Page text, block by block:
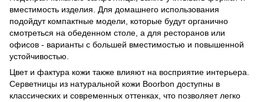
вместимость изделия. Для домашнего использования
подойдут компактные модели, которые будут органично
смотреться на обеденном столе, а для ресторанов или
офисов - варианты с большей вместимостью и повышенной
устойчивостью.
Цвет и фактура кожи также влияют на восприятие интерьера.
Серветницы из натуральной кожи Boorbon доступны в
классических и современных оттенках, что позволяет легко